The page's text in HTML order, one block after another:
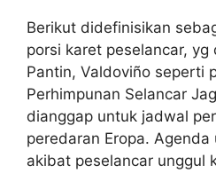
Berikut didefinisikan
porsi karet peselancar, yg
Pantin, Valdoviño seperti
Perhimpunan Selancar
dianggap untuk jadwal
peredaran Eropa.
akibat peselancar unggul